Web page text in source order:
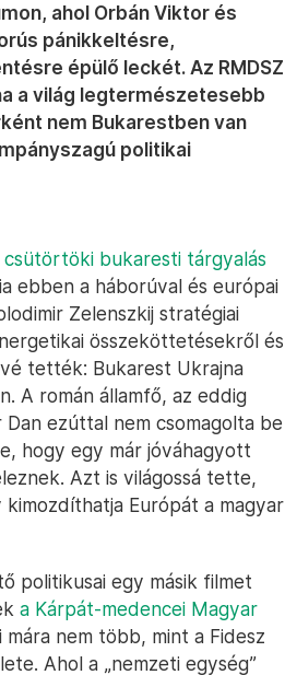
ahol Orbán Viktor és
pánikkeltésre,
épülő leckét. Az RMDSZ
a világ legtermészetesebb
nem Bukarestben van
politikai
csütörtöki bukaresti tárgyalás
ebben a háborúval és európai
Zelenszkij stratégiai
összeköttetésekről és
tették: Bukarest Ukrajna
A román államfő, az eddig
ezúttal nem csomagolta be
hogy egy már jóváhagyott
Azt is világossá tette,
Európát a magyar
politikusai egy másik filmet
a Kárpát-medencei Magyar
nem több, mint a Fidesz
Ahol a „nemzeti egység”